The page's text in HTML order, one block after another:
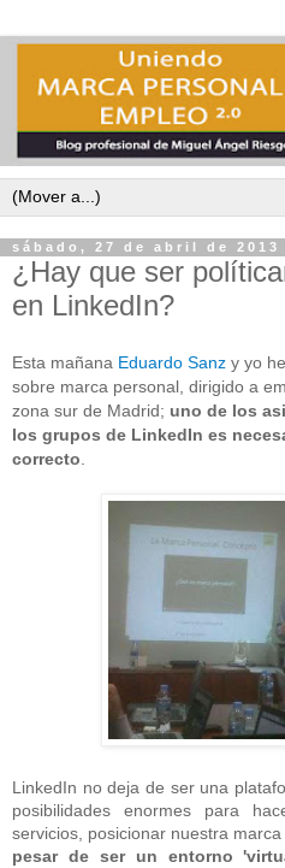
sábado, 27 de abril de 2013
¿Hay que ser
en LinkedIn?
Esta mañana Eduardo Sanz y yo
sobre marca personal, dirigido a
zona sur de Madrid; uno de los
los grupos de LinkedIn es
correcto.
LinkedIn no deja de ser una
posibilidades enormes para
servicios, posicionar nuestra
pesar de ser un entorno